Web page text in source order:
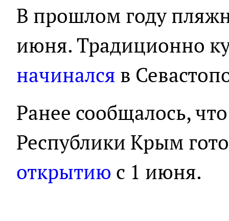
В прошлом году
июня. Традиционно
начинался в
Ранее сообщалось,
Республики Крым
открытию с 1 июня.